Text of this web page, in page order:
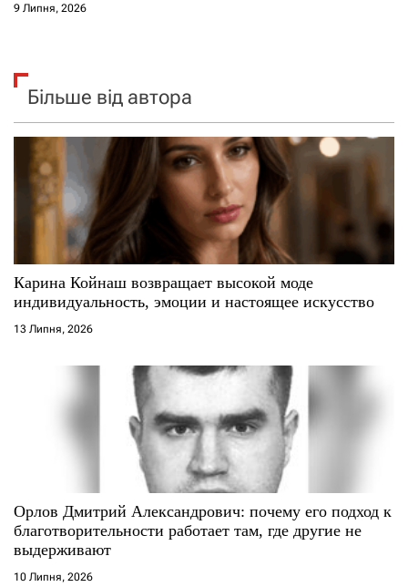
9 Липня, 2026
Більше від автора
Карина Койнаш возвращает высокой моде
индивидуальность, эмоции и настоящее искусство
13 Липня, 2026
Орлов Дмитрий Александрович: почему его подход к
благотворительности работает там, где другие не
выдерживают
10 Липня, 2026